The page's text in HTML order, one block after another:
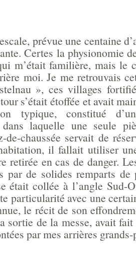
prévue une centaine
Certes la physionomie
m’était familière, mais le
moi. Je me retrouvais
», ces villages
s’était étoffée et avait
typique, constitué
dans laquelle une seule
chaussée servait de
il fallait utiliser
retirée en cas de danger.
par de solides remparts
était collée à l’angle Sud-
particularité avec une
le récit de son
sortie de la messe, avait
par mes arrières grands-